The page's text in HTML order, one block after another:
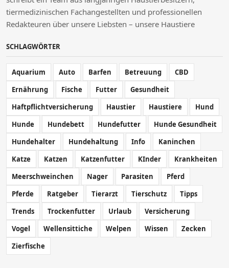
tiermedizinischen Fachangestellten und professionellen
Redakteuren über unsere Liebsten – unsere Haustiere
SCHLAGWÖRTER
Aquarium Auto Barfen Betreuung
CBD
Ernährung
Fische Futter
Gesundheit
Haftpflichtversicherung
Haustier Haustiere
Hund
Hunde
Hundebett Hundefutter
Hunde Gesundheit
Hundehalter
Hundehaltung Info
Kaninchen
Katze
Katzen Katzenfutter KInder
Krankheiten
Meerschweinchen
Nager Parasiten
Pferd
Pferde
Ratgeber Tierarzt Tierschutz
Tipps
Trends
Trockenfutter Urlaub
Versicherung
Vogel
Wellensittiche Welpen Wissen
Zecken
Zierfische